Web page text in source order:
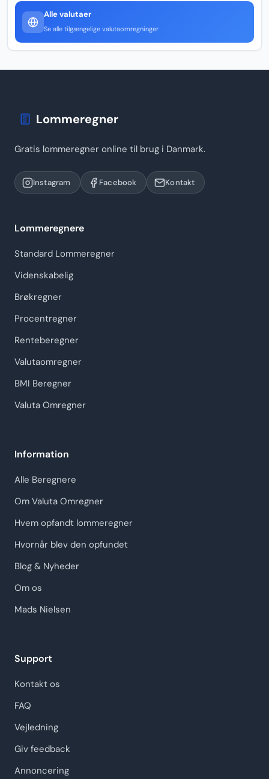
Alle valutaer
Se alle tilgængelige valutaomregninger
Lommeregner
Gratis lommeregner online til brug i Danmark.
Instagram Facebook Kontakt
Lommeregnere
Standard Lommeregner
Videnskabelig
Brøkregner
Procentregner
Renteberegner
Valutaomregner
BMI Beregner
Valuta Omregner
Information
Alle Beregnere
Om Valuta Omregner
Hvem opfandt lommeregner
Hvornår blev den opfundet
Blog & Nyheder
Om os
Mads Nielsen
Support
Kontakt os
FAQ
Vejledning
Giv feedback
Annoncering